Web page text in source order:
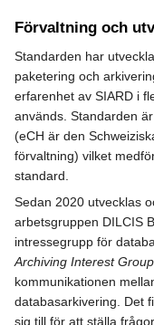
Förvaltning och
Standarden har
paketering och
erfarenhet av SIARD i
används. Standarden
(eCH är den
förvaltning) vilket
standard.
Sedan 2020 utvecklas
arbetsgruppen DILCIS
intressegrupp för
Archiving Interest Group
kommunikationen
databasarkivering. Det
sig till för att ställa